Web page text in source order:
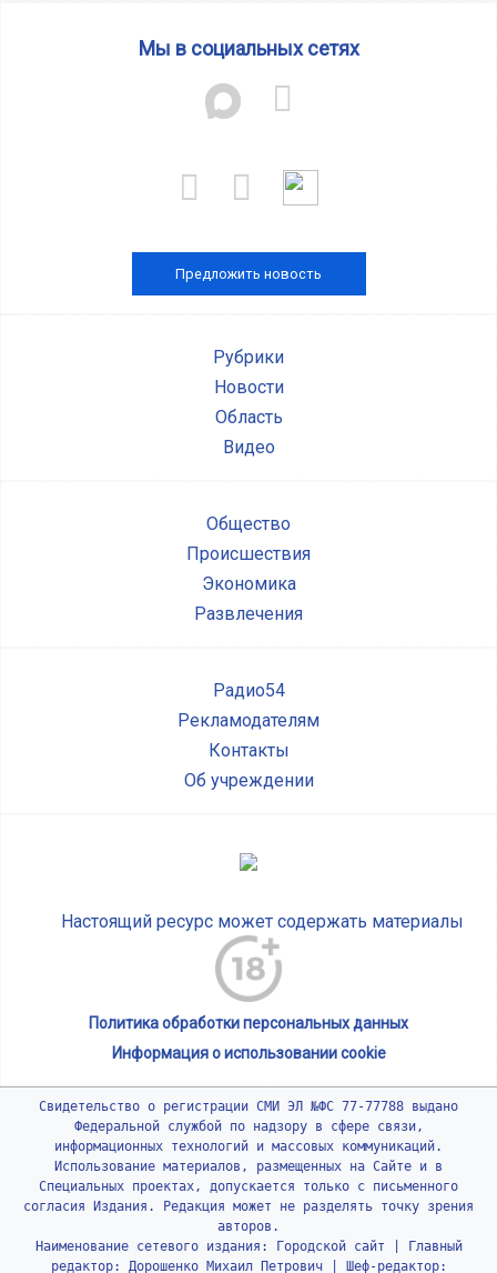
Мы в социальных сетях
Предложить новость
Рубрики
Новости
Область
Видео
Общество
Происшествия
Экономика
Развлечения
Радио54
Рекламодателям
Контакты
Об учреждении
Настоящий ресурс может содержать материалы
Политика обработки персональных данных
Информация о использовании cookie
Свидетельство о регистрации СМИ ЭЛ №ФС 77-77788 выдано
Федеральной службой по надзору в сфере связи,
информационных технологий и массовых коммуникаций.
Использование материалов, размещенных на Сайте и в
Специальных проектах, допускается только с письменного
согласия Издания. Редакция может не разделять точку зрения
авторов.
Наименование сетевого издания: Городской сайт | Главный
редактор: Дорошенко Михаил Петрович | Шеф-редактор: